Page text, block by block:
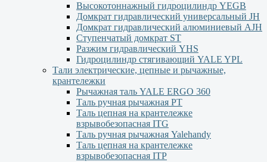
Высокотоннажный гидроцилиндр YEGВ
Домкрат гидравлический универсальный JH
Домкрат гидравлический алюминиевый АJH
Ступенчатый домкрат ST
Разжим гидравлический YHS
Гидроцилиндр стягивающий YALE YPL
Тали электрические, цепные и рычажные,
крантележки
Рычажная таль YALE ERGO 360
Таль ручная рычажная PT
Таль цепная на крантележке
взрывобезопасная ITG
Таль ручная рычажная Yalehandy
Таль цепная на крантележке
взрывобезопасная ITP